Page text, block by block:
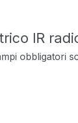
IR
obbligatori